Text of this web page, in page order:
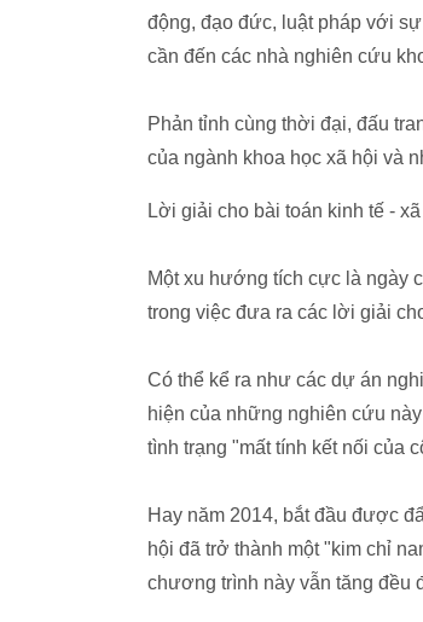
động, đạo đức, luật pháp với
cần đến các nhà nghiên cứu
Phản tỉnh cùng thời đại, đấu
của ngành khoa học xã hội và
Lời giải cho bài toán kinh tế -
Một xu hướng tích cực là ngày
trong việc đưa ra các lời giải
Có thể kể ra như các dự án
hiện của những nghiên cứu
tình trạng "mất tính kết nối của
Hay năm 2014, bắt đầu được
hội đã trở thành một "kim chỉ
chương trình này vẫn tăng đều